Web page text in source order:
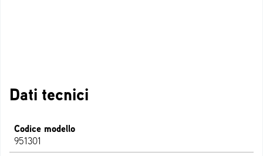
Dati tecnici
Codice modello
951301